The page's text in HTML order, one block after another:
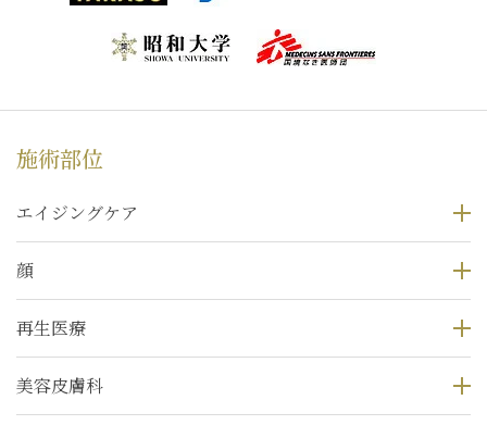
施術部位
エイジングケア
顔
再生医療
美容皮膚科